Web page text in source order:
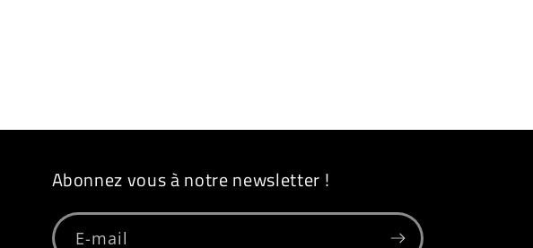
Abonnez vous à notre newsletter !
E-mail